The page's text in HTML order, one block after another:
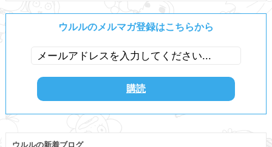
ウルルのメルマガ登録はこちらから
ウルルの新着ブログ